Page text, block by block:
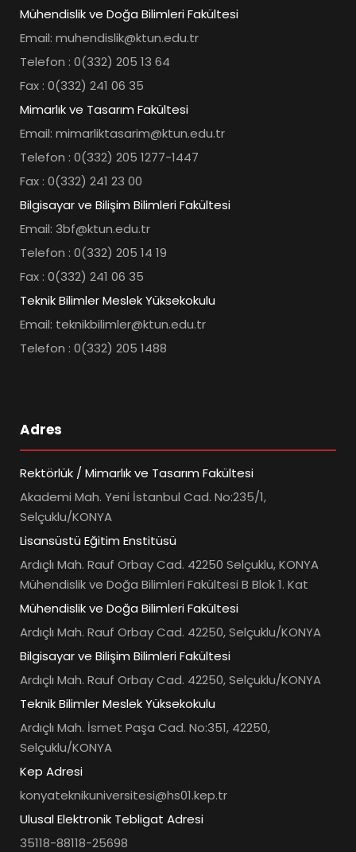
Mühendislik ve Doğa Bilimleri Fakültesi
Email: muhendislik@ktun.edu.tr
Telefon : 0(332) 205 13 64
Fax : 0(332) 241 06 35
Mimarlık ve Tasarım Fakültesi
Email: mimarliktasarim@ktun.edu.tr
Telefon : 0(332) 205 1277-1447
Fax : 0(332) 241 23 00
Bilgisayar ve Bilişim Bilimleri Fakültesi
Email: 3bf@ktun.edu.tr
Telefon : 0(332) 205 14 19
Fax : 0(332) 241 06 35
Teknik Bilimler Meslek Yüksekokulu
Email: teknikbilimler@ktun.edu.tr
Telefon : 0(332) 205 1488
Adres
Rektörlük / Mimarlık ve Tasarım Fakültesi
Akademi Mah. Yeni İstanbul Cad. No:235/1,
Selçuklu/KONYA
Lisansüstü Eğitim Enstitüsü
Ardıçlı Mah. Rauf Orbay Cad. 42250 Selçuklu, KONYA
Mühendislik ve Doğa Bilimleri Fakültesi B Blok 1. Kat
Mühendislik ve Doğa Bilimleri Fakültesi
Ardıçlı Mah. Rauf Orbay Cad. 42250, Selçuklu/KONYA
Bilgisayar ve Bilişim Bilimleri Fakültesi
Ardıçlı Mah. Rauf Orbay Cad. 42250, Selçuklu/KONYA
Teknik Bilimler Meslek Yüksekokulu
Ardıçlı Mah. İsmet Paşa Cad. No:351, 42250,
Selçuklu/KONYA
Kep Adresi
konyateknikuniversitesi@hs01.kep.tr
Ulusal Elektronik Tebligat Adresi
35118-88118-25698